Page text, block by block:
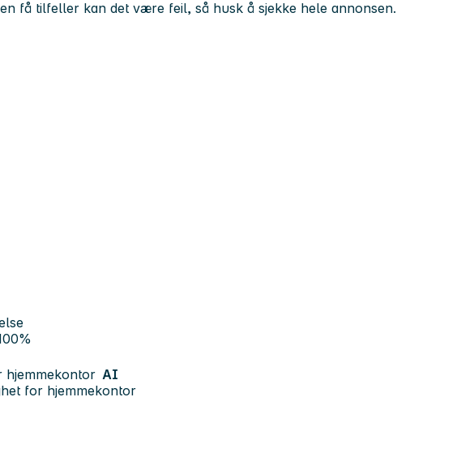
hjemmekontor AI
for hjemmekontor
få tilfeller kan det være feil, så husk å sjekke hele annonsen.